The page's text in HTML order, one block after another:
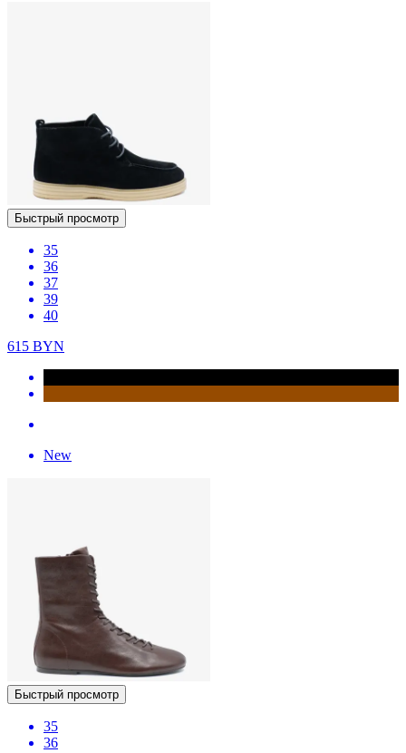
Быстрый просмотр
35
36
37
39
40
615 BYN
New
Быстрый просмотр
35
36